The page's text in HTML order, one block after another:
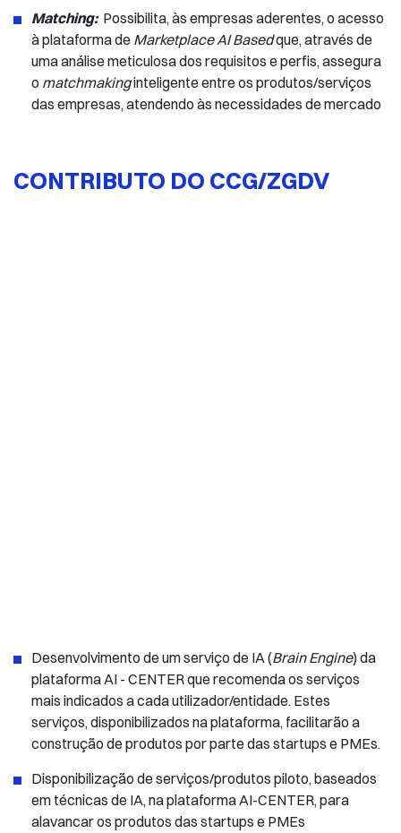
Matching: Possibilita, às empresas aderentes, o acesso
à plataforma de Marketplace AI Basedque, através de
uma análise meticulosa dos requisitos e perfis, assegura
o matchmakinginteligente entre os produtos/serviços
das empresas, atendendo às necessidades de mercado
CONTRIBUTO DO CCG/ZGDV
Desenvolvimento de um serviço de IA (Brain Engine) da
plataforma AI - CENTER que recomenda os serviços
mais indicados a cada utilizador/entidade. Estes
serviços, disponibilizados na plataforma, facilitarão a
construção de produtos por parte das startups e PMEs.
Disponibilização de serviços/produtos piloto, baseados
em técnicas de IA, na plataforma AI-CENTER, para
alavancar os produtos das startups e PMEs